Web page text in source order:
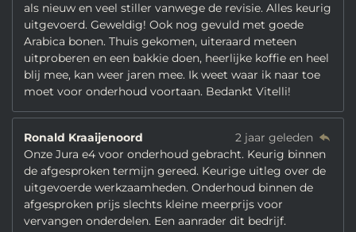
als nieuw en veel stiller vanwege de revisie. Alles keurig
uitgevoerd. Geweldig! Ook nog gevuld met goede
Arabica bonen. Thuis gekomen, uiteraard meteen
uitproberen en een bakkie doen, heerlijke koffie en heel
blij mee, kan weer jaren mee. Ik weet waar ik naar toe
moet voor onderhoud voortaan. Bedankt Vitelli!
Ronald Kraaijenoord
2 jaar geleden
Onze Jura e4 voor onderhoud gebracht. Keurig binnen
de afgesproken termijn gereed. Keurige uitleg over de
uitgevoerde werkzaamheden. Onderhoud binnen de
afgesproken prijs slechts kleine meerprijs voor
vervangen onderdelen. Een aanrader dit bedrijf.